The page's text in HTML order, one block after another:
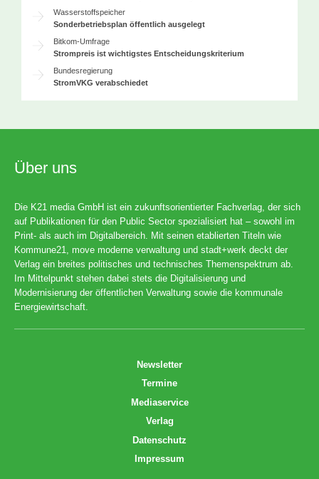
Wasserstoffspeicher
Sonderbetriebsplan öffentlich ausgelegt
Bitkom-Umfrage
Strompreis ist wichtigstes Entscheidungskriterium
Bundesregierung
StromVKG verabschiedet
Über uns
Die K21 media GmbH ist ein zukunftsorientierter Fachverlag, der sich
auf Publikationen für den Public Sector spezialisiert hat – sowohl im
Print- als auch im Digitalbereich. Mit seinen etablierten Titeln wie
Kommune21, move moderne verwaltung und stadt+werk deckt der
Verlag ein breites politisches und technisches Themenspektrum ab.
Im Mittelpunkt stehen dabei stets die Digitalisierung und
Modernisierung der öffentlichen Verwaltung sowie die kommunale
Energiewirtschaft.
Newsletter
Termine
Mediaservice
Verlag
Datenschutz
Impressum